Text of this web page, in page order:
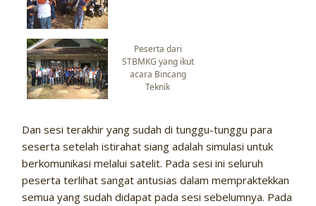
Peserta dari
STBMKG yang ikut
acara Bincang
Teknik
Dan sesi terakhir yang sudah di tunggu-tunggu para
seserta setelah istirahat siang adalah simulasi untuk
berkomunikasi melalui satelit. Pada sesi ini seluruh
peserta terlihat sangat antusias dalam mempraktekkan
semua yang sudah didapat pada sesi sebelumnya. Pada